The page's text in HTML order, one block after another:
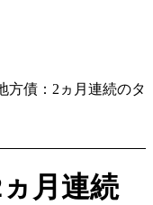
方債：2ヵ月連続のタ
月連続